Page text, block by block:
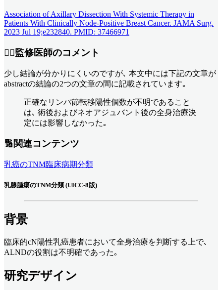
Association of Axillary Dissection With Systemic Therapy in
Patients With Clinically Node-Positive Breast Cancer. JAMA Surg.
2023 Jul 19;e232840. PMID: 37466971
👨‍⚕️監修医師のコメント
少し結論が分かりにくいのですが､ 本文中には下記の文章が
abstractの結論の2つの文章の間に記載されています｡
正確なリンパ節転移陽性個数が不明であること
は､ 術後およびネオアジュバント後の全身治療決
定には影響しなかった｡
🔢関連コンテンツ
乳癌のTNM臨床病期分類
乳腺腫瘍のTNM分類 (UICC-8版)
背景
臨床的cN陽性乳癌患者において全身治療を判断する上で､
ALNDの役割は不明確であった｡
研究デザイン